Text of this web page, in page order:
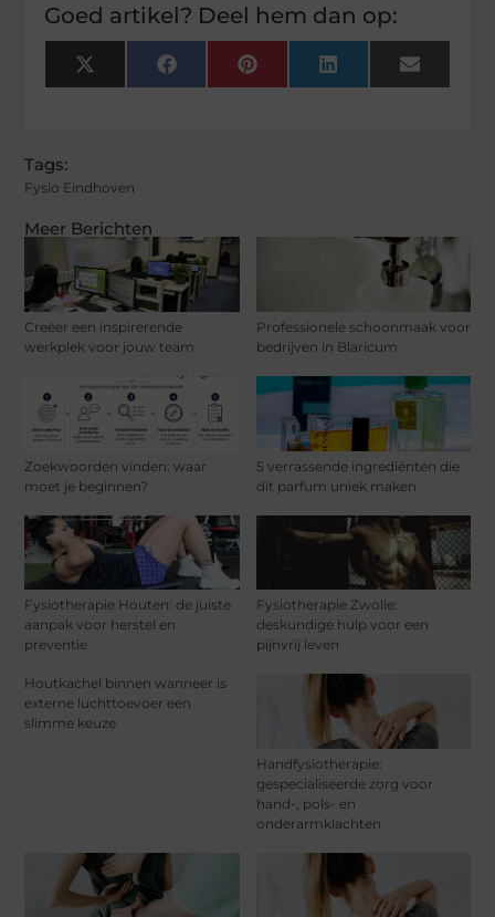
Meer Berichten
Creëer een inspirerende
werkplek voor jouw team
Professionele schoonmaak voor
bedrijven in Blaricum
Zoekwoorden vinden: waar
moet je beginnen?
5 verrassende ingrediënten die
dit parfum uniek maken
Fysiotherapie Houten: de juiste
aanpak voor herstel en
preventie
Fysiotherapie Zwolle:
deskundige hulp voor een
pijnvrij leven
Houtkachel binnen wanneer is
externe luchttoevoer een
slimme keuze
Handfysiotherapie:
gespecialiseerde zorg voor
hand-, pols- en
onderarmklachten
Goed artikel? Deel hem dan op:
X
(Twitter)
FacebookPinterest LinkedIn Email
Tags:
Fysio Eindhoven